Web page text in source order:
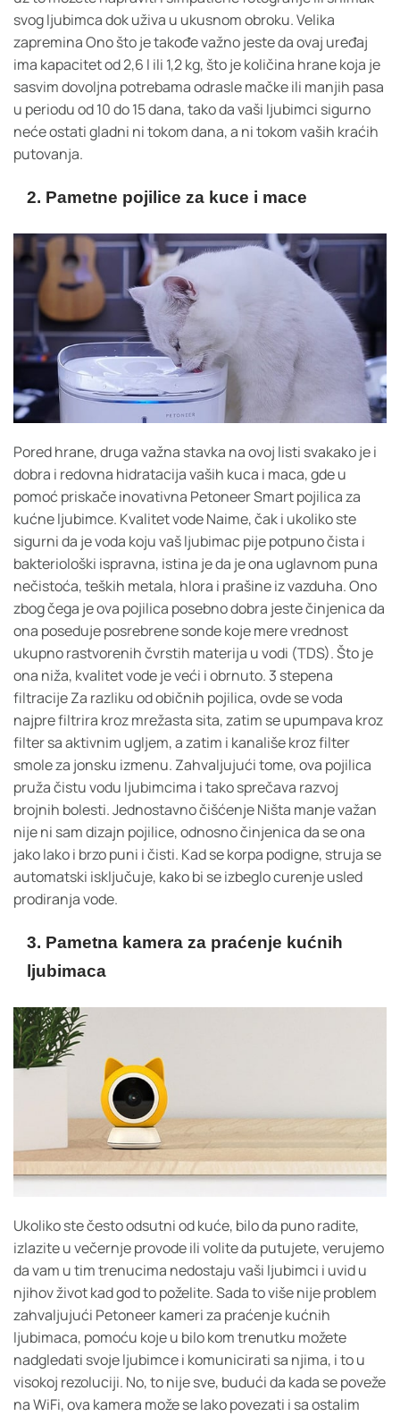
svog ljubimca dok uživa u ukusnom obroku. Velika
zapremina Ono što je takođe važno jeste da ovaj uređaj
ima kapacitet od 2,6 l ili 1,2 kg, što je količina hrane koja je
sasvim dovoljna potrebama odrasle mačke ili manjih pasa
u periodu od 10 do 15 dana, tako da vaši ljubimci sigurno
neće ostati gladni ni tokom dana, a ni tokom vaših kraćih
putovanja.
2. Pametne pojilice za kuce i mace
Pored hrane, druga važna stavka na ovoj listi svakako je i
dobra i redovna hidratacija vaših kuca i maca, gde u
pomoć priskače inovativna Petoneer Smart pojilica za
kućne ljubimce. Kvalitet vode Naime, čak i ukoliko ste
sigurni da je voda koju vaš ljubimac pije potpuno čista i
bakteriološki ispravna, istina je da je ona uglavnom puna
nečistoća, teških metala, hlora i prašine iz vazduha. Ono
zbog čega je ova pojilica posebno dobra jeste činjenica da
ona poseduje posrebrene sonde koje mere vrednost
ukupno rastvorenih čvrstih materija u vodi (TDS). Što je
ona niža, kvalitet vode je veći i obrnuto. 3 stepena
filtracije Za razliku od običnih pojilica, ovde se voda
najpre filtrira kroz mrežasta sita, zatim se upumpava kroz
filter sa aktivnim ugljem, a zatim i kanališe kroz filter
smole za jonsku izmenu. Zahvaljujući tome, ova pojilica
pruža čistu vodu ljubimcima i tako sprečava razvoj
brojnih bolesti. Jednostavno čišćenje Ništa manje važan
nije ni sam dizajn pojilice, odnosno činjenica da se ona
jako lako i brzo puni i čisti. Kad se korpa podigne, struja se
automatski isključuje, kako bi se izbeglo curenje usled
prodiranja vode.
3. Pametna kamera za praćenje kućnih
ljubimaca
Ukoliko ste često odsutni od kuće, bilo da puno radite,
izlazite u večernje provode ili volite da putujete, verujemo
da vam u tim trenucima nedostaju vaši ljubimci i uvid u
njihov život kad god to poželite. Sada to više nije problem
zahvaljujući Petoneer kameri za praćenje kućnih
ljubimaca, pomoću koje u bilo kom trenutku možete
nadgledati svoje ljubimce i komunicirati sa njima, i to u
visokoj rezoluciji. No, to nije sve, budući da kada se poveže
na WiFi, ova kamera može se lako povezati i sa ostalim